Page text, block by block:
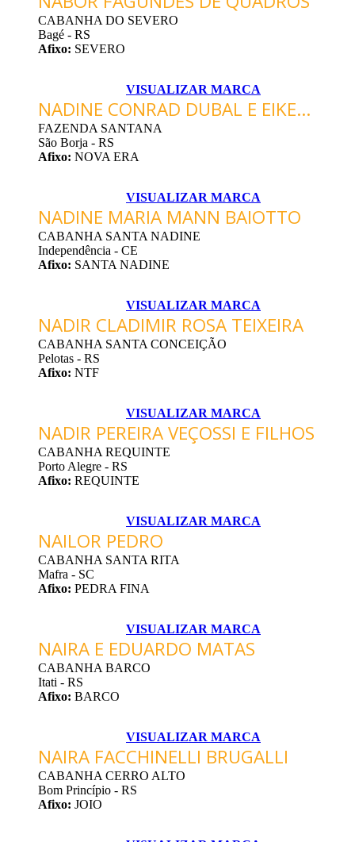
CABANHA DO SEVERO
Bagé - RS
Afixo: SEVERO
VISUALIZAR MARCA
NADINE CONRAD DUBAL E EIKE...
FAZENDA SANTANA
São Borja - RS
Afixo: NOVA ERA
VISUALIZAR MARCA
NADINE MARIA MANN BAIOTTO
CABANHA SANTA NADINE
Independência - CE
Afixo: SANTA NADINE
VISUALIZAR MARCA
NADIR CLADIMIR ROSA TEIXEIRA
CABANHA SANTA CONCEIÇÃO
Pelotas - RS
Afixo: NTF
VISUALIZAR MARCA
NADIR PEREIRA VEÇOSSI E FILHOS
CABANHA REQUINTE
Porto Alegre - RS
Afixo: REQUINTE
VISUALIZAR MARCA
NAILOR PEDRO
CABANHA SANTA RITA
Mafra - SC
Afixo: PEDRA FINA
VISUALIZAR MARCA
NAIRA E EDUARDO MATAS
CABANHA BARCO
Itati - RS
Afixo: BARCO
VISUALIZAR MARCA
NAIRA FACCHINELLI BRUGALLI
CABANHA CERRO ALTO
Bom Princípio - RS
Afixo: JOIO